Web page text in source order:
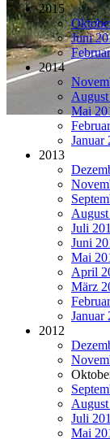
2015
Juni
2014
Mai
Januar
2013
Juli
Juni
Mai
April
März
Januar
2012
Juli
Mai